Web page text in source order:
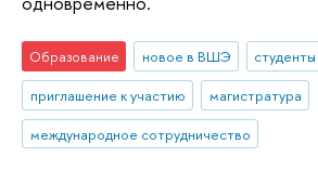
Образование новое в ВШЭ
студенты
приглашение к участию
магистратура
международное сотрудничество